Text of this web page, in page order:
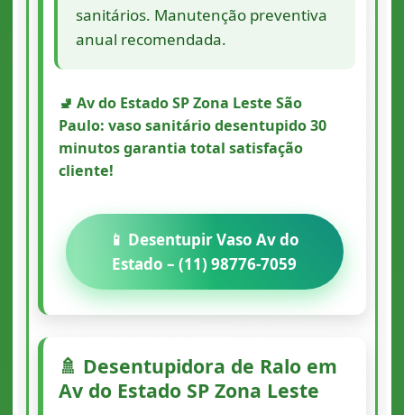
sanitários. Manutenção preventiva
anual recomendada.
🚽 Av do Estado SP Zona Leste São
Paulo: vaso sanitário desentupido 30
minutos garantia total satisfação
cliente!
📱 Desentupir Vaso Av do
Estado – (11) 98776-7059
🚿 Desentupidora de Ralo em
Av do Estado SP Zona Leste